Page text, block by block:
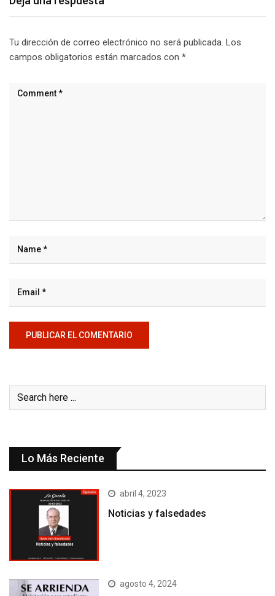
Tu dirección de correo electrónico no será publicada. Los
campos obligatorios están marcados con *
Lo Más Reciente
abril 4, 2023
Noticias y falsedades
agosto 4, 2024